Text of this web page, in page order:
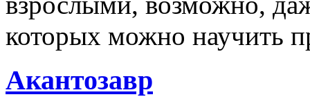
которых можно научить
Акантозавр